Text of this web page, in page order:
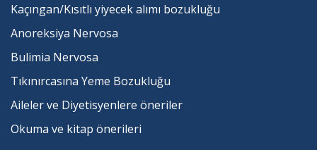
Kaçıngan/Kısıtlı yiyecek alımı bozukluğu
Anoreksiya Nervosa
Bulimia Nervosa
Tıkınırcasına Yeme Bozukluğu
Aileler ve Diyetisyenlere öneriler
Okuma ve kitap önerileri